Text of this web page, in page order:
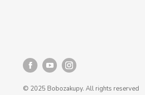
© 2025 Bobozakupy. All rights reserved